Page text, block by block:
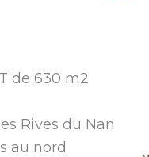
de 630 m2
Rives du Nan
au nord